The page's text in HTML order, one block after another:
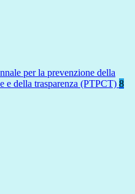
per la prevenzione della
e della trasparenza (PTPCT) 8